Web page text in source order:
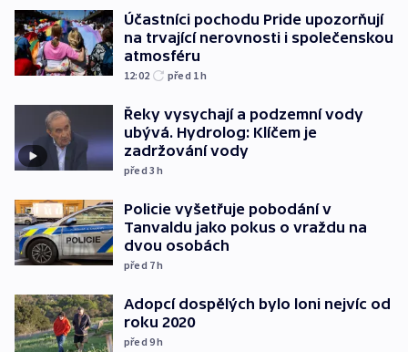
Účastníci pochodu Pride upozorňují
na trvající nerovnosti i společenskou
atmosféru
12:02 před 1h
Řeky vysychají a podzemní vody
ubývá. Hydrolog: Klíčem je
zadržování vody
před 3h
Policie vyšetřuje pobodání v
Tanvaldu jako pokus o vraždu na
dvou osobách
před 7h
Adopcí dospělých bylo loni nejvíc od
roku 2020
před 9h